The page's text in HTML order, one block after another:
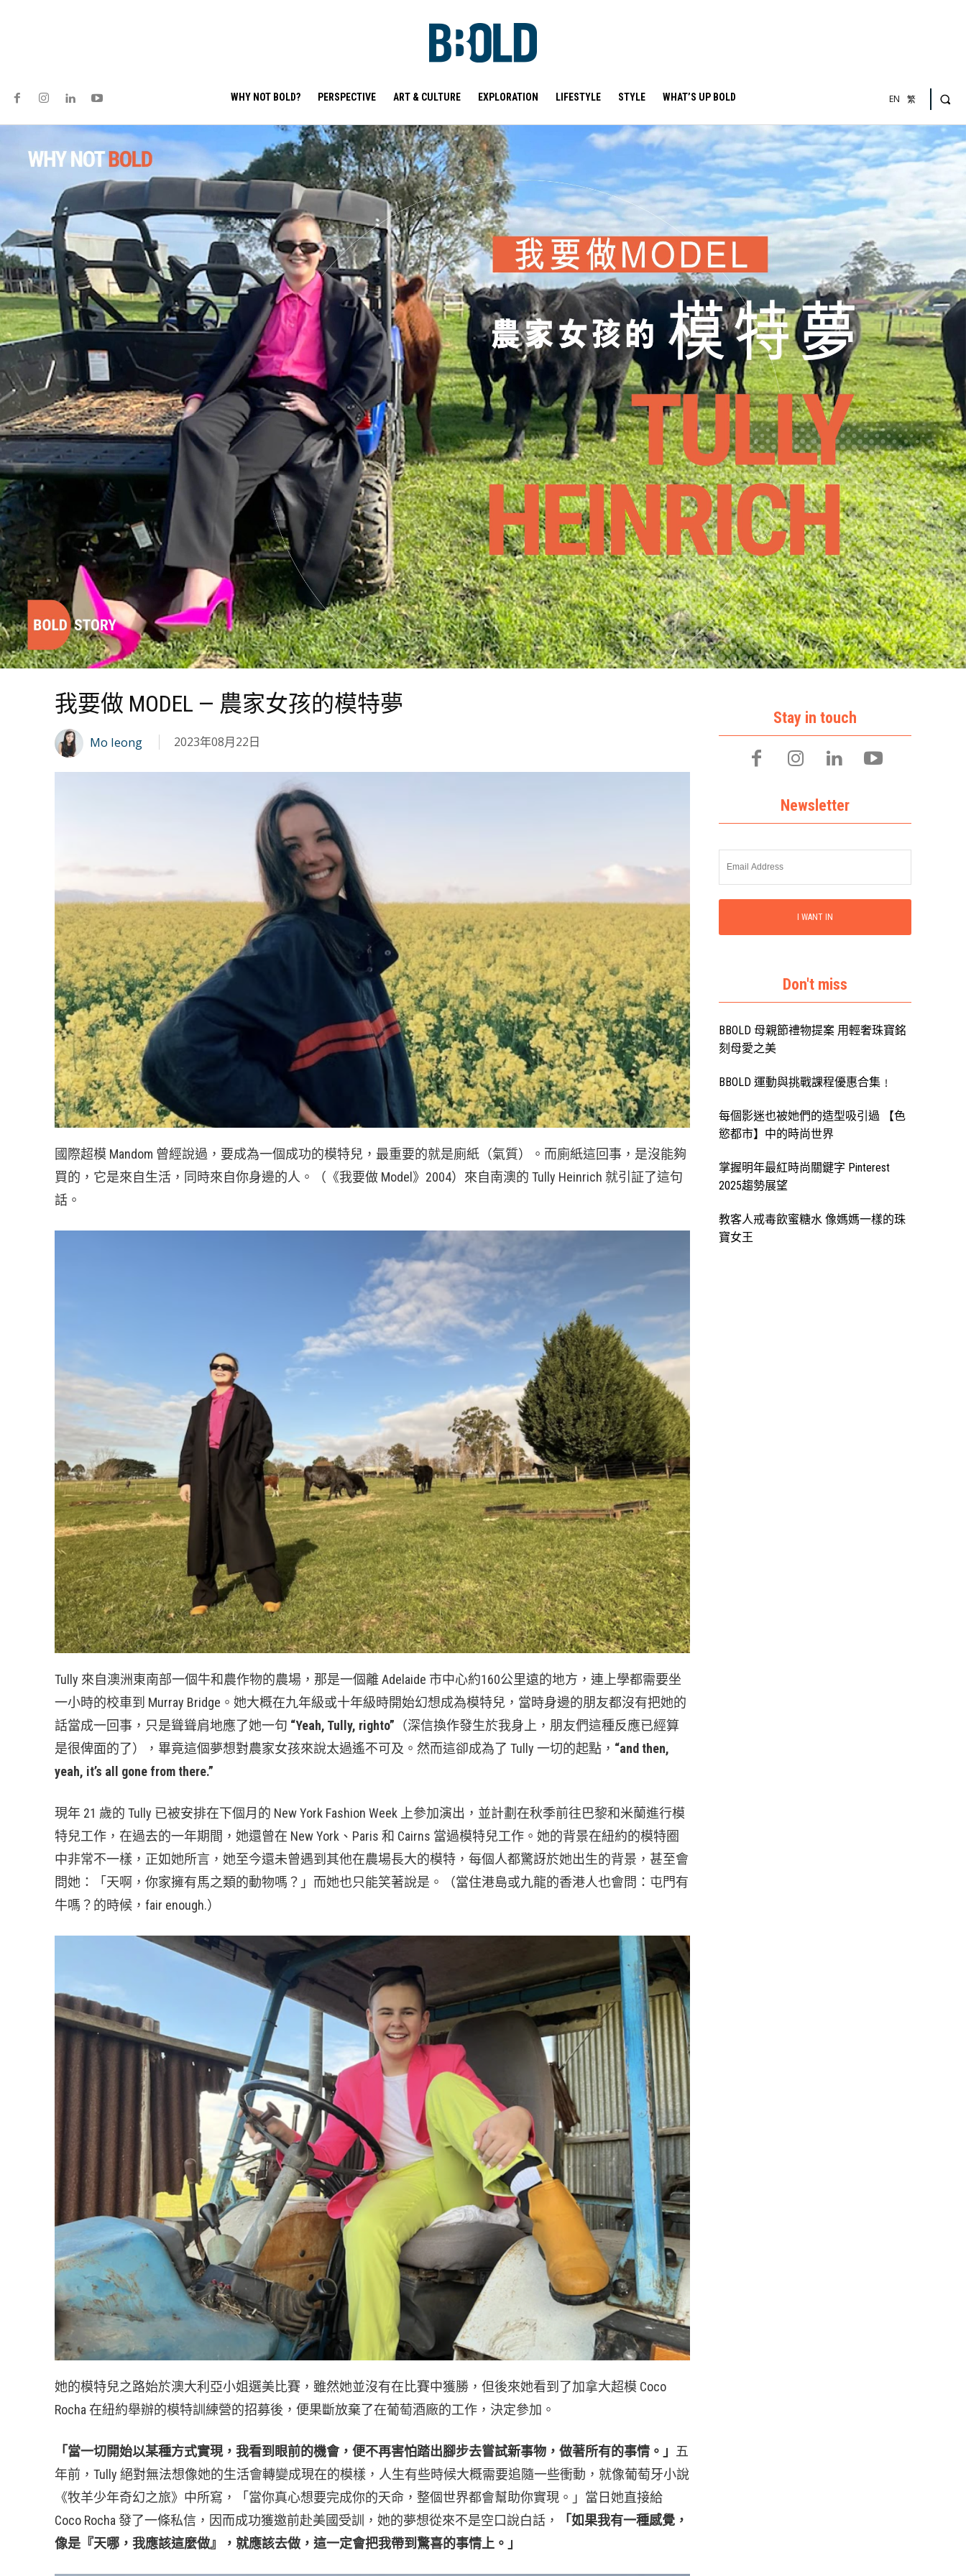
WHY NOT BOLD? PERSPECTIVE ART & CULTURE EXPLORATION LIFESTYLE STYLE WHAT’S UP BOLD EN 繁
我要做 MODEL — 農家女孩的模特夢
Mo Ieong 2023年08月22日
國際超模 Mandom 曾經說過，要成為一個成功的模特兒，最重要的就是廁紙（氣質）。而廁紙這回事，是沒能夠
買的，它是來自生活，同時來自你身邊的人。（《我要做 Model》2004）來自南澳的 Tully Heinrich 就引証了這句
話。
Tully 來自澳洲東南部一個牛和農作物的農場，那是一個離 Adelaide 市中心約160公里遠的地方，連上學都需要坐
一小時的校車到 Murray Bridge。她大概在九年級或十年級時開始幻想成為模特兒，當時身邊的朋友都沒有把她的
話當成一回事，只是聳聳肩地應了她一句 “Yeah, Tully, righto” （深信換作發生於我身上，朋友們這種反應已經算
是很俾面的了），畢竟這個夢想對農家女孩來說太過遙不可及。然而這卻成為了 Tully 一切的起點， “and then,
yeah, it’s all gone from there.”
現年 21 歲的 Tully 已被安排在下個月的 New York Fashion Week 上參加演出，並計劃在秋季前往巴黎和米蘭進行模
特兒工作，在過去的一年期間，她還曾在 New York、Paris 和 Cairns 當過模特兒工作。她的背景在紐約的模特圈
中非常不一樣，正如她所言，她至今還未曾遇到其他在農場長大的模特，每個人都驚訝於她出生的背景，甚至會
問她：「天啊，你家擁有馬之類的動物嗎？」而她也只能笑著說是。（當住港島或九龍的香港人也會問：屯門有
牛嗎？的時候，fair enough.）
她的模特兒之路始於澳大利亞小姐選美比賽，雖然她並沒有在比賽中獲勝，但後來她看到了加拿大超模 Coco
Rocha 在紐約舉辦的模特訓練營的招募後，便果斷放棄了在葡萄酒廠的工作，決定參加。
「當一切開始以某種方式實現，我看到眼前的機會，便不再害怕踏出腳步去嘗試新事物，做著所有的事情。」 五
年前，Tully 絕對無法想像她的生活會轉變成現在的模樣，人生有些時候大概需要追隨一些衝動，就像葡萄牙小說
《牧羊少年奇幻之旅》中所寫，「當你真心想要完成你的天命，整個世界都會幫助你實現。」當日她直接給
Coco Rocha 發了一條私信，因而成功獲邀前赴美國受訓，她的夢想從來不是空口說白話，
「如果我有一種感覺，
像是『天哪，我應該這麼做』，就應該去做，這一定會把我帶到驚喜的事情上。」
Stay in touch
Newsletter
I WANT IN
Don't miss
BBOLD 母親節禮物提案 用輕奢珠寶銘
刻母愛之美
BBOLD 運動與挑戰課程優惠合集﹗
每個影迷也被她們的造型吸引過 【色
慾都市】中的時尚世界
掌握明年最紅時尚關鍵字 Pinterest
2025趨勢展望
教客人戒毒飲蜜糖水 像媽媽一樣的珠
寶女王